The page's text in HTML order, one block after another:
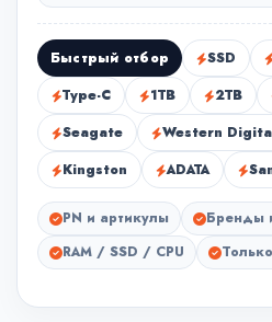
Быстрый отбор SSD
Type-C
1TB 2TB
Seagate
Western
Kingston
ADATA
PN и артикулы
Бренды
RAM / SSD / CPU